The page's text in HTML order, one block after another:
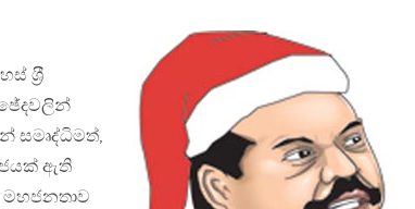
ශ‍්‍රී
සමෘද්ධිමත්,
ඇති
මහජනතාව